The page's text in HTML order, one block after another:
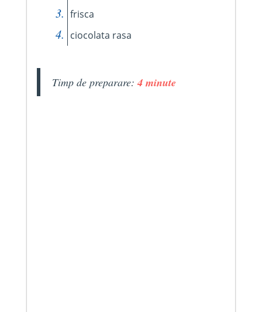
frisca
ciocolata rasa
Timp de preparare: 4 minute